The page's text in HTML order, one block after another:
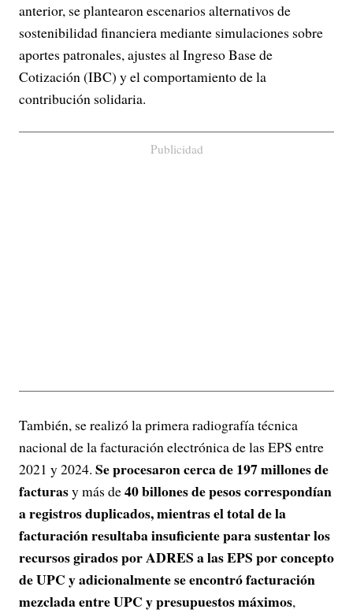
anterior, se plantearon escenarios alternativos de
sostenibilidad financiera mediante simulaciones sobre
aportes patronales, ajustes al Ingreso Base de
Cotización (IBC) y el comportamiento de la
contribución solidaria.
Publicidad
También, se realizó la primera radiografía técnica
nacional de la facturación electrónica de las EPS entre
2021 y 2024. Se procesaron cerca de 197 millones de
facturasy más de40 billones de pesos correspondían
a registros duplicados, mientras el total de la
facturación resultaba insuficiente para sustentar los
recursos girados por ADRES a las EPS por concepto
de UPC y adicionalmente se encontró facturación
mezclada entre UPC y presupuestos máximos,